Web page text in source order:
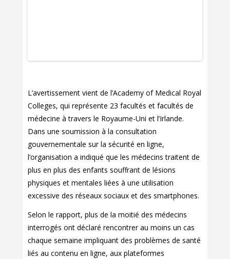
L’avertissement vient de l’Academy of Medical Royal
Colleges, qui représente 23 facultés et facultés de
médecine à travers le Royaume-Uni et l’Irlande.
Dans une soumission à la consultation
gouvernementale sur la sécurité en ligne,
l’organisation a indiqué que les médecins traitent de
plus en plus des enfants souffrant de lésions
physiques et mentales liées à une utilisation
excessive des réseaux sociaux et des smartphones.
Selon le rapport, plus de la moitié des médecins
interrogés ont déclaré rencontrer au moins un cas
chaque semaine impliquant des problèmes de santé
liés au contenu en ligne, aux plateformes